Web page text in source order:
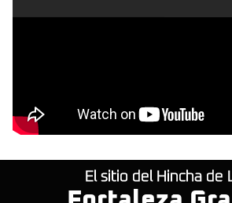
El sitio del Hincha de